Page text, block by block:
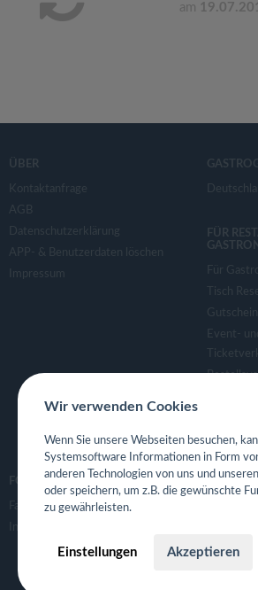
am
ÜBER
Kontaktanfrage
AGB
Datenschutzerklärung
APP- & Benutzerdaten löschen
Impressum
FÜR
Für
Tisch
Event-
Eigene
FOLGE UNS
Facebook
Instagram
Wir verwenden Cookies
Wenn Sie unsere Webseiten besuchen,
Systemsoftware Informationen in Form
anderen Technologien von uns und
oder speichern, um z.B. die gewünschte
zu gewährleisten.
Einstellungen Akzeptieren